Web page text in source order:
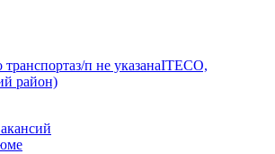
транспортаз/п не указанаITECO,
район)